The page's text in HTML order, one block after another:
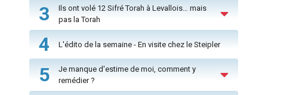
3
Ils ont volé 12 Sifré Torah à Levallois… mais
pas la Torah
4 L'édito de la semaine - En visite chez le Steipler
5
Je manque d'estime de moi, comment y
remédier ?